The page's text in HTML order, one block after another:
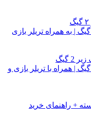
۱۰ بازی پیشنهادی برای رم زیر ۲ گیگ | به همراه تریلر بازی
۱۰ بازی پیشنهادی برای رم زیر ۴ گیگ | همراه با تریلر بازی و